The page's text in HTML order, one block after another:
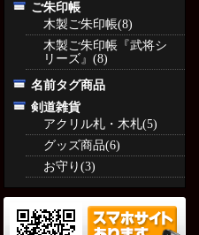
ご朱印帳
木製ご朱印帳(8)
木製ご朱印帳『武将シ
リーズ』(8)
名前タグ商品
剣道雑貨
アクリル札・木札(5)
グッズ商品(6)
お守り(3)